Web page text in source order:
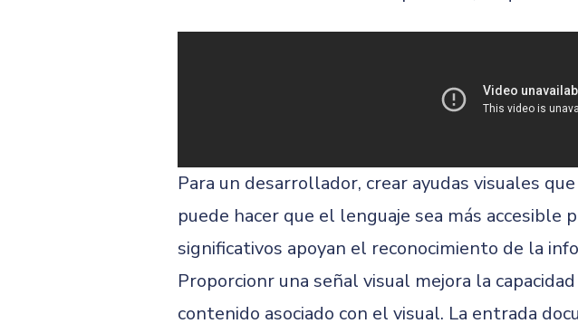
Para un desarrollador, crear ayudas visuales
puede hacer que el lenguaje sea más
significativos apoyan el reconocimiento de la
Proporcionr una señal visual mejora la
contenido asociado con el visual. La entrada